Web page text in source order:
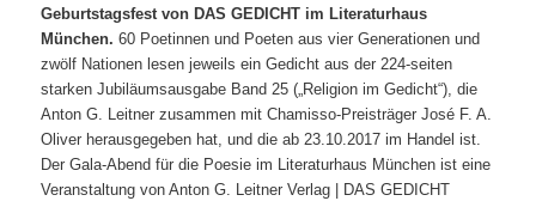
Geburtstagsfest von DAS GEDICHT im Literaturhaus
München. 60 Poetinnen und Poeten aus vier Generationen und
zwölf Nationen lesen jeweils ein Gedicht aus der 224-seiten
starken Jubiläumsausgabe Band 25 („Religion im Gedicht“), die
Anton G. Leitner zusammen mit Chamisso-Preisträger José F. A.
Oliver herausgegeben hat, und die ab 23.10.2017 im Handel ist.
Der Gala-Abend für die Poesie im Literaturhaus München ist eine
Veranstaltung von Anton G. Leitner Verlag | DAS GEDICHT